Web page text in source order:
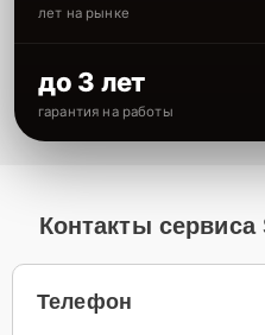
лет на рынке
до 3 лет
гарантия на работы
Контакты
Телефон